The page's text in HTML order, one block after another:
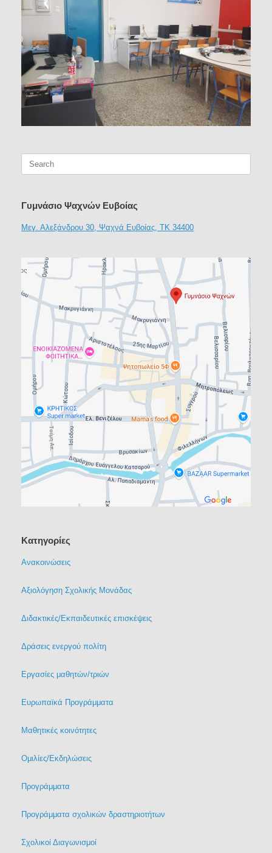
Search
Γυμνάσιο Ψαχνών Ευβοίας
Μεγ. Αλεξάνδρου 30, Ψαχνά Ευβοίας, ΤΚ 34400
Kατηγορίες
Ανακοινώσεις
Αξιολόγηση Σχολικής Μονάδας
Διδακτικές/Εκπαιδευτικές επισκέψεις
Δράσεις ενεργού πολίτη
Εργασίες μαθητών/τριών
Ευρωπαϊκά Προγράμματα
Μαθητικές κοινότητες
Ομιλίες/Εκδηλώσεις
Προγράμματα
Προγράμματα σχολικών δραστηριοτήτων
Σχολικοί Διαγωνισμοί